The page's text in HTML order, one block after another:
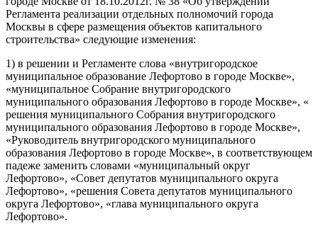
Регламента реализации отдельных полномочий города
Москвы в сфере размещения объектов капитального
строительства» следующие изменения:
1) в решении и Регламенте слова «внутригородское
муниципальное образование Лефортово в городе Москве»,
«муниципальное Собрание внутригородского
муниципального образования Лефортово в городе Москве», «
решения муниципального Собрания внутригородского
муниципального образования Лефортово в городе Москве»,
«Руководитель внутригородского муниципального
образования Лефортово в городе Москве», в соответствующем
падеже заменить словами «муниципальный округ
Лефортово», «Совет депутатов муниципального округа
Лефортово», «решения Совета депутатов муниципального
округа Лефортово», «глава муниципального округа
Лефортово».